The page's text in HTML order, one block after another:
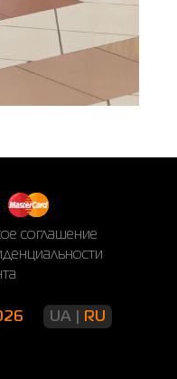
соглашение
UA RU